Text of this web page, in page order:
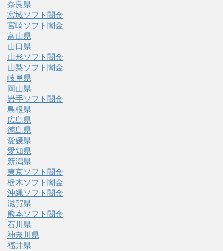
奈良県
宮城ソフト闇金
宮崎ソフト闇金
富山県
山口県
山形ソフト闇金
山梨ソフト闇金
岐阜県
岡山県
岩手ソフト闇金
島根県
広島県
徳島県
愛媛県
愛知県
新潟県
東京ソフト闇金
栃木ソフト闇金
沖縄ソフト闇金
滋賀県
熊本ソフト闇金
石川県
神奈川県
福井県